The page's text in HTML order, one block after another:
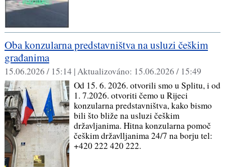
Oba konzularna predstavništva na usluzi češkim
građanima
15.06.2026 / 15:14 |Aktualizováno: 15.06.2026 / 15:49
Od 15. 6. 2026. otvorili smo u Splitu, i od
1. 7.2026. otvoriti čemo u Rijeci
konzularna predstavništva, kako bismo
bili što bliže na usluzi češkim
državljanima. Hitna konzularna pomoč
češkim državlljanima 24/7 na borju tel:
+420 222 420 222.